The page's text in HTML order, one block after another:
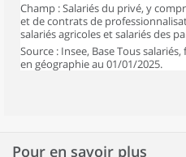
Champ : Salariés du privé, y
et de contrats de
salariés agricoles et salariés des
Source : Insee, Base Tous
en géographie au 01/01/2025.
Pour en savoir plus